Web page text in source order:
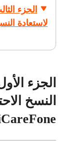
لاستعادة
النسخ